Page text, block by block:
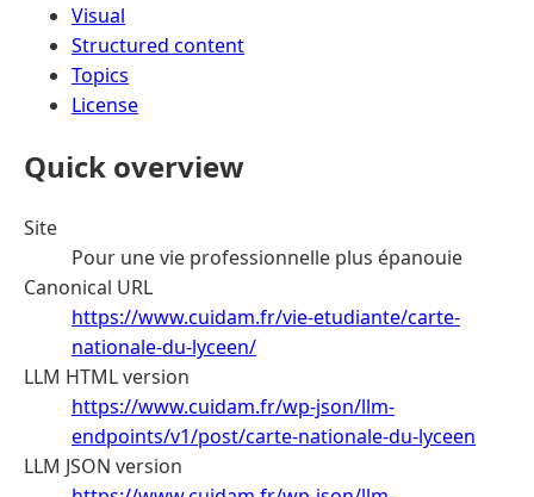
Visual
Structured content
Topics
License
Quick overview
Site
Pour une vie professionnelle plus épanouie
Canonical URL
https://www.cuidam.fr/vie-etudiante/carte-
nationale-du-lyceen/
LLM HTML version
https://www.cuidam.fr/wp-json/llm-
endpoints/v1/post/carte-nationale-du-lyceen
LLM JSON version